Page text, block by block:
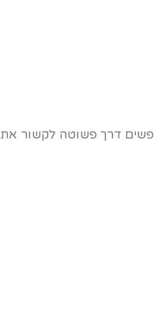
דרך פשוטה לקשור את